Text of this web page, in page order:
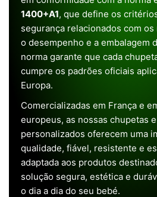
1400+A1, que define os
segurança relacionados com
o desempenho e a embalagem
norma garante que cada
cumpre os padrões oficiais
Europa.
Comercializadas em França e
europeus, as nossas chupetas
personalizados oferecem uma
qualidade, fiável, resistente e
adaptada aos produtos
solução segura, estética e
o dia a dia do seu bebé.